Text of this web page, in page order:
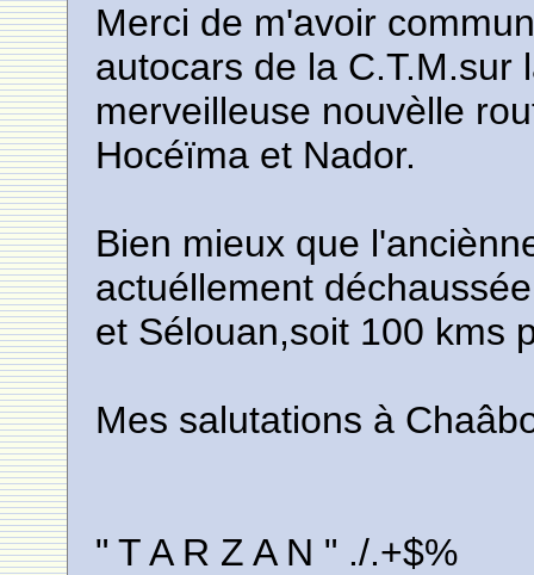
Merci de m'avoir
autocars de la C.T.M.sur
merveilleuse nouvèlle
Hocéïma et Nador.
Bien mieux que
actuéllement
et Sélouan,soit 100 kms
Mes salutations à
" T A R Z A N " ./.+$%